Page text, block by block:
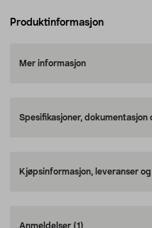
Produktinformasjon
Mer informasjon
Spesifikasjoner, dokumentasjon
Kjøpsinformasjon, leveranser
Anmeldelser (1)